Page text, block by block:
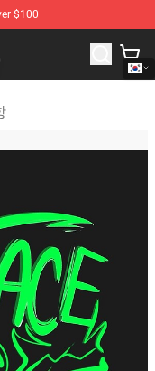
$100
Merchandise Shop